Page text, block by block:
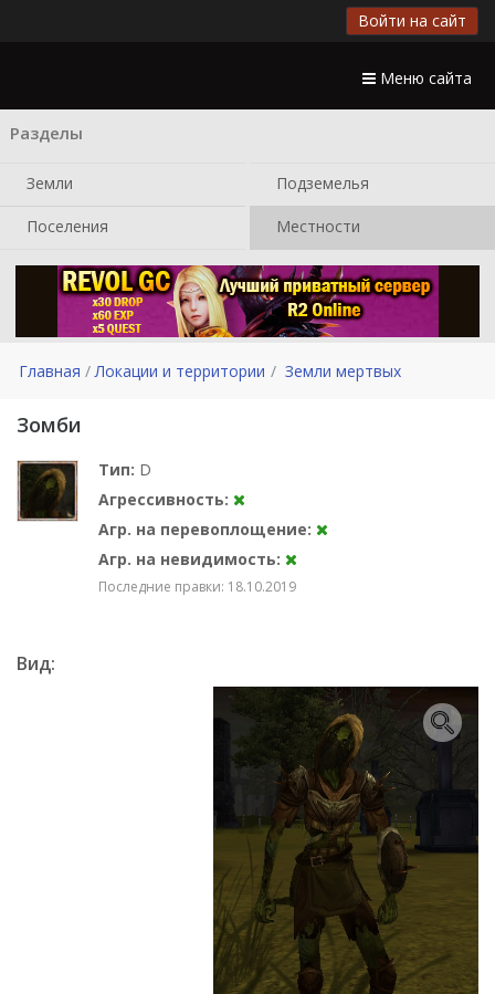
Войти на сайт
Меню сайта
Разделы
Земли Подземелья
Поселения Местности
Главная Локации и территории Земли мертвых
Зомби
Тип: D
Агрессивность:
Агр. на перевоплощение:
Агр. на невидимость:
Последние правки: 18.10.2019
Вид: